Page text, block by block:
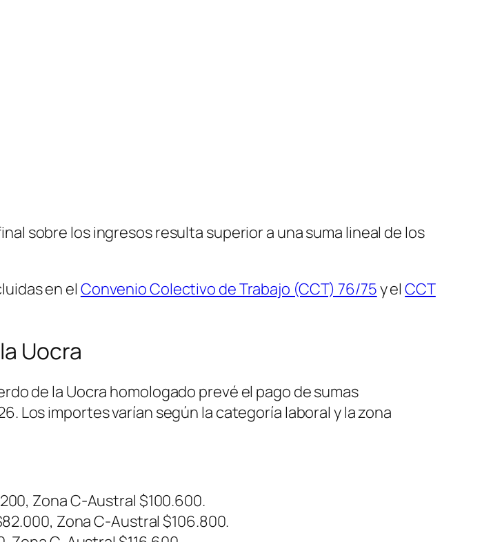
sobre los ingresos resulta superior a una suma lineal de los
en el Convenio Colectivo de Trabajo (CCT) 76/75y elCCT
Uocra
de la Uocra homologado prevé el pago de sumas
Los importes varían según la categoría laboral y la zona
Zona C-Austral $100.600.
Zona C-Austral $106.800.